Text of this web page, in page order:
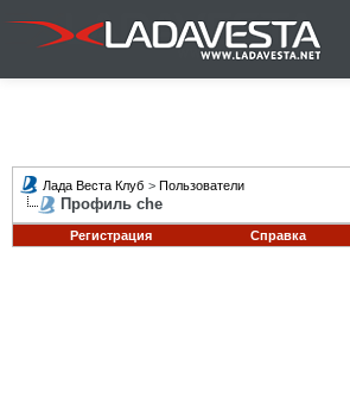
Лада Веста Клуб > Пользователи
Профиль che
Регистрация Справка